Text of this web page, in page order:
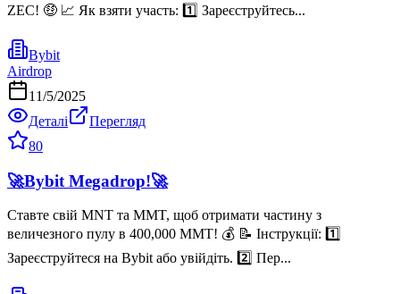
ZEC! 🤑 📈 Як взяти участь: 1️⃣ Зареєструйтесь...
Bybit
Airdrop
11/5/2025
Деталі
Перегляд
80
🚀Bybit Megadrop!🚀
Ставте свій MNT та MMT, щоб отримати частину з
величезного пулу в 400,000 MMT! 💰 📝 Інструкції: 1️⃣
Зареєструйтеся на Bybit або увійдіть. 2️⃣ Пер...